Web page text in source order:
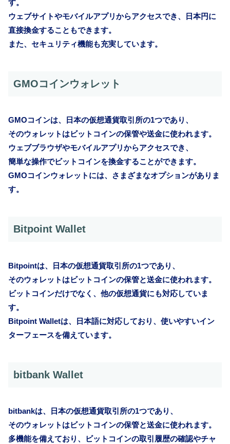
す。
ウェブサイトやモバイルアプリからアクセスでき、日本円に
直接換金することもできます。
また、セキュリティ機能も充実しています。
GMOコインウォレット
GMOコインは、日本の仮想通貨取引所の1つであり、
そのウォレットはビットコインの保管や送金に使われます。
ウェブブラウザやモバイルアプリからアクセスでき、
簡単な操作でビットコインを換金することができます。
GMOコインウォレットには、さまざまなオプションがありま
す。
Bitpoint Wallet
Bitpointは、日本の仮想通貨取引所の1つであり、
そのウォレットはビットコインの保管と送金に使われます。
ビットコインだけでなく、他の仮想通貨にも対応していま
す。
Bitpoint Walletは、日本語に対応しており、使いやすいイン
ターフェースを備えています。
bitbank Wallet
bitbankは、日本の仮想通貨取引所の1つであり、
そのウォレットはビットコインの保管と送金に使われます。
多機能を備えており、ビットコインの取引履歴の確認やチャ